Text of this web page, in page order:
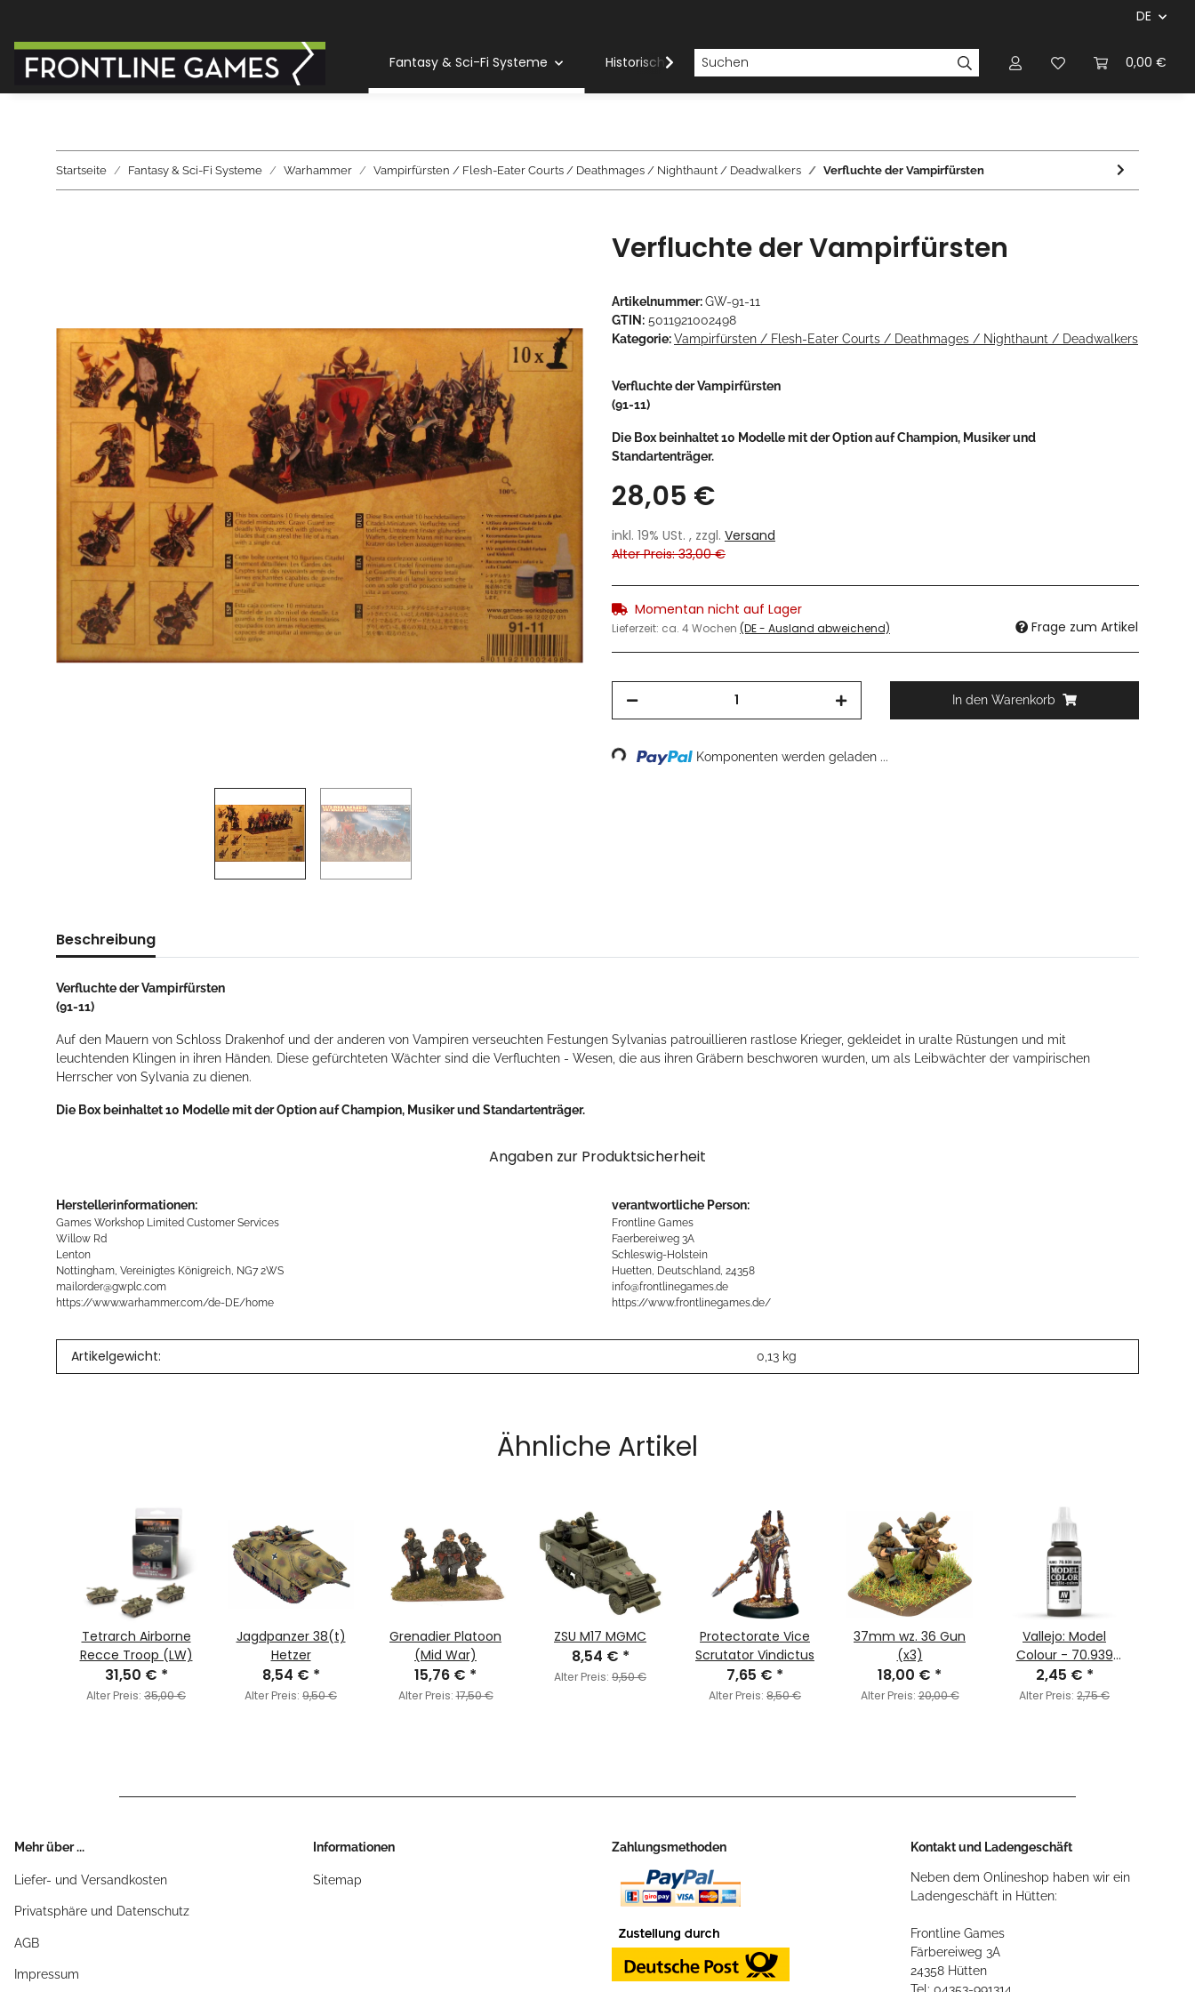
DE
0,00 €
Fantasy & Sci-Fi Systeme Historische Systeme Regelbücher Magazinen &
Startseite Fantasy & Sci-Fi Systeme Warhammer Vampirfürsten / Flesh-Eater Courts / Deathmages / Nighthaunt / Deadwalkers Verfluchte der Vampirfürsten
Verfluchte der Vampirfürsten
Artikelnummer:GW-91-11
GTIN: 5011921002498
Kategorie:Vampirfürsten / Flesh-Eater Courts / Deathmages / Nighthaunt / Deadwalkers
Verfluchte der Vampirfürsten
(91-11)
Die Box beinhaltet 10 Modelle mit der Option auf Champion, Musiker und
Standartenträger.
28,05 €
inkl. 19% USt. , zzgl. Versand
Alter Preis: 33,00 €
Momentan nicht auf Lager
Lieferzeit: ca. 4 Wochen (DE - Ausland abweichend) Frage zum Artikel
In den Warenkorb
Loading... Komponenten werden geladen ...
Beschreibung
Verfluchte der Vampirfürsten
(91-11)
Auf den Mauern von Schloss Drakenhof und der anderen von Vampiren verseuchten Festungen Sylvanias patrouillieren rastlose Krieger, gekleidet in uralte Rüstungen und mit
leuchtenden Klingen in ihren Händen. Diese gefürchteten Wächter sind die Verfluchten - Wesen, die aus ihren Gräbern beschworen wurden, um als Leibwächter der vampirischen
Herrscher von Sylvania zu dienen.
Die Box beinhaltet 10 Modelle mit der Option auf Champion, Musiker und Standartenträger.
Angaben zur Produktsicherheit
Herstellerinformationen:
Games Workshop Limited Customer Services
Willow Rd
Lenton
Nottingham, Vereinigtes Königreich, NG7 2WS
mailorder@gwplc.com
https://www.warhammer.com/de-DE/home
verantwortliche Person:
Frontline Games
Faerbereiweg 3A
Schleswig-Holstein
Huetten, Deutschland, 24358
info@frontlinegames.de
https://www.frontlinegames.de/
Artikelgewicht: 0,13 kg
Ähnliche Artikel
Tetrarch Airborne
Recce Troop (LW)
31,50 € *
Alter Preis: 35,00 €
Jagdpanzer 38(t)
Hetzer
8,54 € *
Alter Preis: 9,50 €
Grenadier Platoon
(Mid War)
15,76 € *
Alter Preis:17,50 €
ZSU M17 MGMC
8,54 € *
Alter Preis: 9,50 €
Protectorate Vice
Scrutator Vindictus
7,65 € *
Alter Preis: 8,50 €
37mm wz. 36 Gun
(x3)
18,00 € *
Alter Preis:20,00 €
Vallejo: Model
Colour - 70.939
Smoke (MC181)
2,45 € *
Alter Preis: 2,75 €
Mehr über ...
Liefer- und Versandkosten
Privatsphäre und Datenschutz
AGB
Impressum
Informationen
Sitemap
Zahlungsmethoden Kontakt und Ladengeschäft
Neben dem Onlineshop haben wir ein
Ladengeschäft in Hütten:
Frontline Games
Färbereiweg 3A
24358 Hütten
Tel: 04353-991314